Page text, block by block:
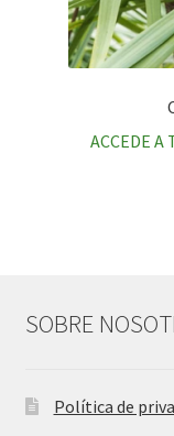
ACCEDE A
SOBRE
Política de